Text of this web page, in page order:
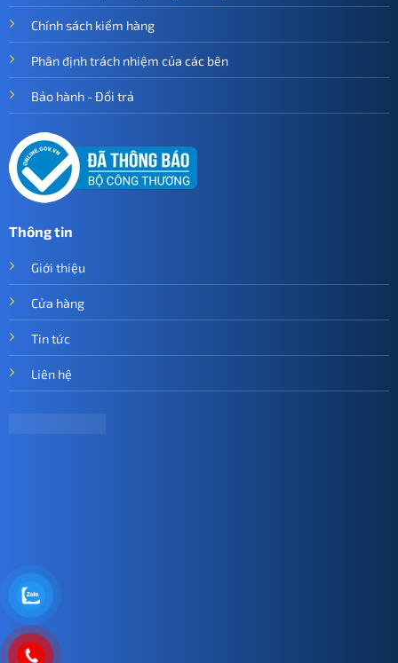
Chính sách kiểm hàng
Phân định trách nhiệm của các bên
Bảo hành - Đổi trả
Thông tin
Giới thiệu
Cửa hàng
Tin tức
Liên hệ